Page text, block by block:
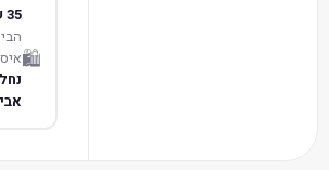
35 ש״ח
🛍️